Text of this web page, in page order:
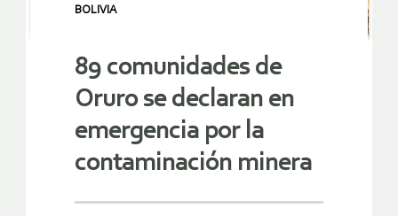
BOLIVIA
89 comunidades de
Oruro se declaran en
emergencia por la
contaminación minera